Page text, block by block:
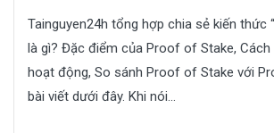
Tainguyen24h tổng hợp chia sẻ kiến thức
là gì? Đặc điểm của Proof of Stake,
hoạt động, So sánh Proof of Stake với
bài viết dưới đây. Khi nói...